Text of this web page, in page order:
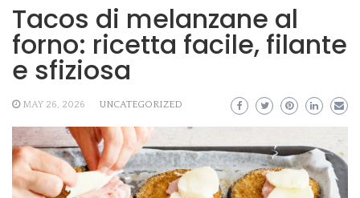
Tacos di melanzane al
forno: ricetta facile, filante
e sfiziosa
MAY 26, 2026 UNCATEGORIZED